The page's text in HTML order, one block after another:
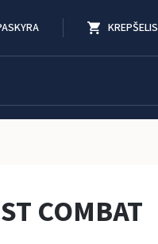
KREPŠELIS
COMBAT